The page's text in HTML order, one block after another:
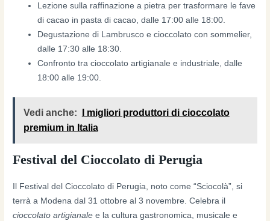
Lezione sulla raffinazione a pietra per trasformare le fave
di cacao in pasta di cacao, dalle 17:00 alle 18:00.
Degustazione di Lambrusco e cioccolato con sommelier,
dalle 17:30 alle 18:30.
Confronto tra cioccolato artigianale e industriale, dalle
18:00 alle 19:00.
Vedi anche:
I migliori produttori di cioccolato
premium in Italia
Festival del Cioccolato di Perugia
Il Festival del Cioccolato di Perugia, noto come “Sciocolà”, si
terrà a Modena dal 31 ottobre al 3 novembre. Celebra il
cioccolato artigianale e la cultura gastronomica, musicale e